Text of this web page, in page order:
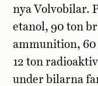
nya Volvobilar.
etanol, 90 ton
ammunition,
12 ton
under bilarna